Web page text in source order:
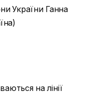
України Ганна
на лінії